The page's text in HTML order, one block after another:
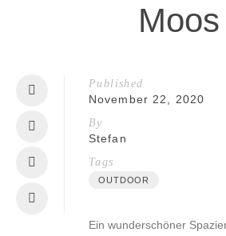
Moos
Published
November 22, 2020
By
Stefan
Tags
OUTDOOR
Ein wunderschöner